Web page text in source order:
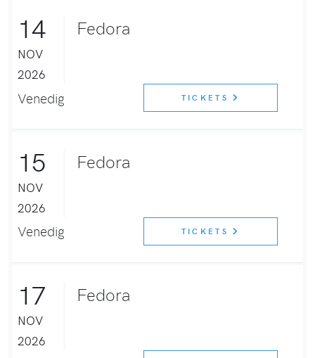
14
NOV
2026
Fedora
Venedig TICKETS
15
NOV
2026
Fedora
Venedig TICKETS
17
NOV
2026
Fedora